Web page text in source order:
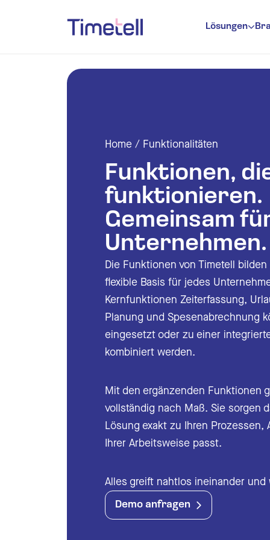
Lösungen
E
Home / Funktionalitäten
Funktionen,
funktionieren.
Gemeinsam
Unternehmen.
Die Funktionen von Timetell
flexible Basis für jedes
Kernfunktionen Zeiterfassung,
Planung und Spesenabrechnung
eingesetzt oder zu einer
kombiniert werden.
Mit den ergänzenden Funktionen
vollständig nach Maß. Sie sorgen
Lösung exakt zu Ihren Prozessen,
Ihrer Arbeitsweise passt.
Alles greift nahtlos ineinander
Demo anfragen